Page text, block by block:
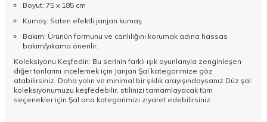
Boyut: 75 x 185 cm
Kumaş: Saten efektli janjan kumaş
Bakım: Ürünün formunu ve canlılığını korumak adına hassas
bakım/yıkama önerilir.
Koleksiyonu Keşfedin: Bu serinin farklı ışık oyunlarıyla zenginleşen
diğer tonlarını incelemek için Janjan Şal kategorimize göz
atabilirsiniz. Daha yalın ve minimal bir şıklık arayışındaysanız Düz şal
koleksiyonumuzu keşfedebilir, stilinizi tamamlayacak tüm
seçenekler için Şal ana kategorimizi ziyaret edebilirsiniz.